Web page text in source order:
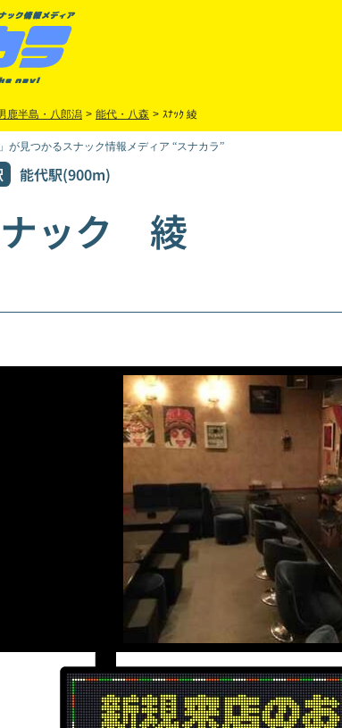
鹿半島・八郎潟 > 能代・八森 > ｽﾅｯｸ 綾
が見つかるスナック情報メディア “スナカラ”
能代駅(900m)
ック 綾